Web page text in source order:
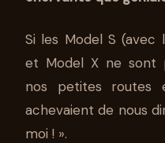
CHANGER !
12 MAR 2020 5 MIN DE
Si les Model S (avec
et Model X ne sont
nos petites routes
achevaient de nous
moi ! ».